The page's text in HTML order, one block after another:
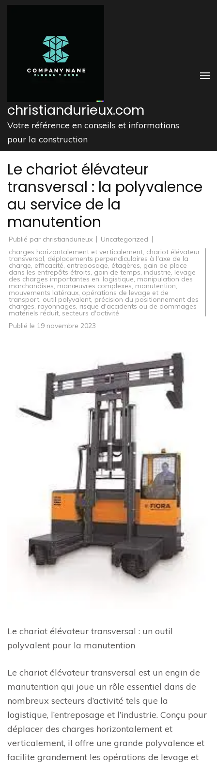
Aller
christiandurieux.com
Votre référence en conseils et informations
pour la construction
Le chariot élévateur
transversal : la polyvalence
au service de la
manutention
Publié par christiandurieux
Uncategorized
charges horizontalement et verticalement, chariot élévateur
transversal, déplacements perpendiculaires à l'axe de la
charge, efficacité, entreposage, étagères, gain de place
dans les entrepôts étroits, gain de temps, industrie, levage
des charges importantes en, logistique, manipulation des
marchandises, manœuvres complexes, manutention,
mouvements latéraux, opérations de levage et de
transport, outil polyvalent, précision du positionnement des
charges, rayonnages, risque d'accidents ou de dommages
matériels réduit, secteurs d'activité
Publié le 19 novembre 2023
Le chariot élévateur transversal : un outil
polyvalent pour la manutention
Le chariot élévateur transversal est un engin de
manutention qui joue un rôle essentiel dans de
nombreux secteurs d’activité tels que la
logistique, l’entreposage et l’industrie. Conçu pour
déplacer des charges horizontalement et
verticalement, il offre une grande polyvalence et
facilite grandement les opérations de levage et